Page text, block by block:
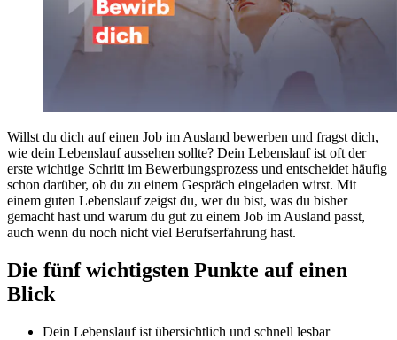
Willst du dich auf einen Job im Ausland bewerben und fragst dich,
wie dein Lebenslauf aussehen sollte? Dein Lebenslauf ist oft der
erste wichtige Schritt im Bewerbungsprozess und entscheidet häufig
schon darüber, ob du zu einem Gespräch eingeladen wirst. Mit
einem guten Lebenslauf zeigst du, wer du bist, was du bisher
gemacht hast und warum du gut zu einem Job im Ausland passt,
auch wenn du noch nicht viel Berufserfahrung hast.
Die fünf wichtigsten Punkte auf einen
Blick
Dein Lebenslauf ist übersichtlich und schnell lesbar